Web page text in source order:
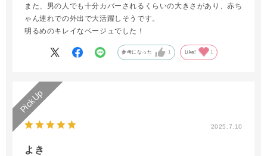
また、男の人でも十分カバーされるくらいの大きさがあり、赤ち
ゃん連れでの外出で大活躍しそうです。
明るめのキレイなベージュでした！
参考になった 1 Like! 1
2025.7.10
よき